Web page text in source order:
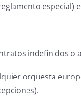
especial)
indefinidos o
orquesta